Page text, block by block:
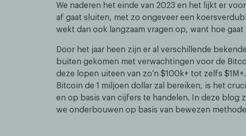
We naderen het einde van 2023 en het lijkt er
af gaat sluiten, met zo ongeveer een
wekt dan ook langzaam vragen op, want hoe
Door het jaar heen zijn er al verschillende
buiten gekomen met verwachtingen voor de
deze lopen uiteen van zo’n $100k+ tot zelfs
Bitcoin de 1 miljoen dollar zal bereiken, is het
en op basis van cijfers te handelen. In deze blog
we onderbouwen op basis van bewezen